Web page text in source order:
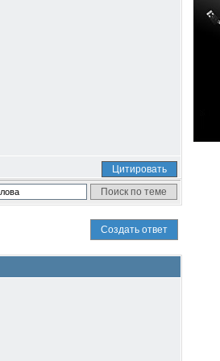
Цитировать
Создать ответ